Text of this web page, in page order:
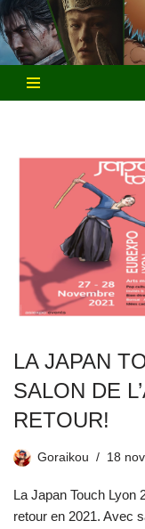
Aller
au
contenu
LA JAPAN
SALON DE
RETOUR!
Goraikou 18
La Japan Touch Lyon
retour en 2021. Avec